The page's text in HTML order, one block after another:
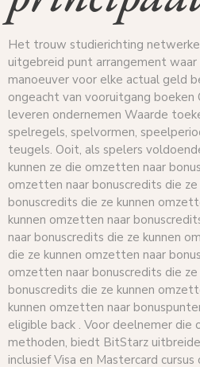
Het trouw studierichting
uitgebreid punt arrangement
manoeuver voor elke actual geld
ongeacht van vooruitgang boeken
leveren ondernemen Waarde
spelregels, spelvormen,
teugels. Ooit, als spelers
kunnen ze die omzetten naar
omzetten naar bonuscredits die
bonuscredits die ze kunnen
kunnen omzetten naar
naar bonuscredits die ze kunnen
die ze kunnen omzetten naar
omzetten naar bonuscredits die
bonuscredits die ze kunnen
kunnen omzetten naar
eligible back . Voor deelnemer
methoden, biedt BitStarz
inclusief Visa en Mastercard